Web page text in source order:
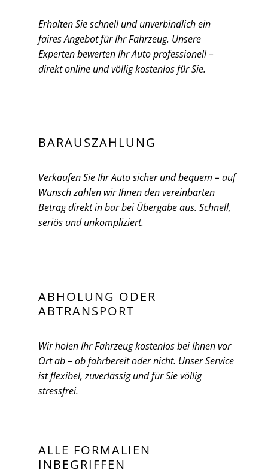
Erhalten Sie schnell und unverbindlich ein
faires Angebot für Ihr Fahrzeug. Unsere
Experten bewerten Ihr Auto professionell –
direkt online und völlig kostenlos für Sie.
BARAUSZAHLUNG
Verkaufen Sie Ihr Auto sicher und bequem – auf
Wunsch zahlen wir Ihnen den vereinbarten
Betrag direkt in bar bei Übergabe aus. Schnell,
seriös und unkompliziert.
ABHOLUNG ODER
ABTRANSPORT
Wir holen Ihr Fahrzeug kostenlos bei Ihnen vor
Ort ab – ob fahrbereit oder nicht. Unser Service
ist flexibel, zuverlässig und für Sie völlig
stressfrei.
ALLE FORMALIEN
INBEGRIFFEN